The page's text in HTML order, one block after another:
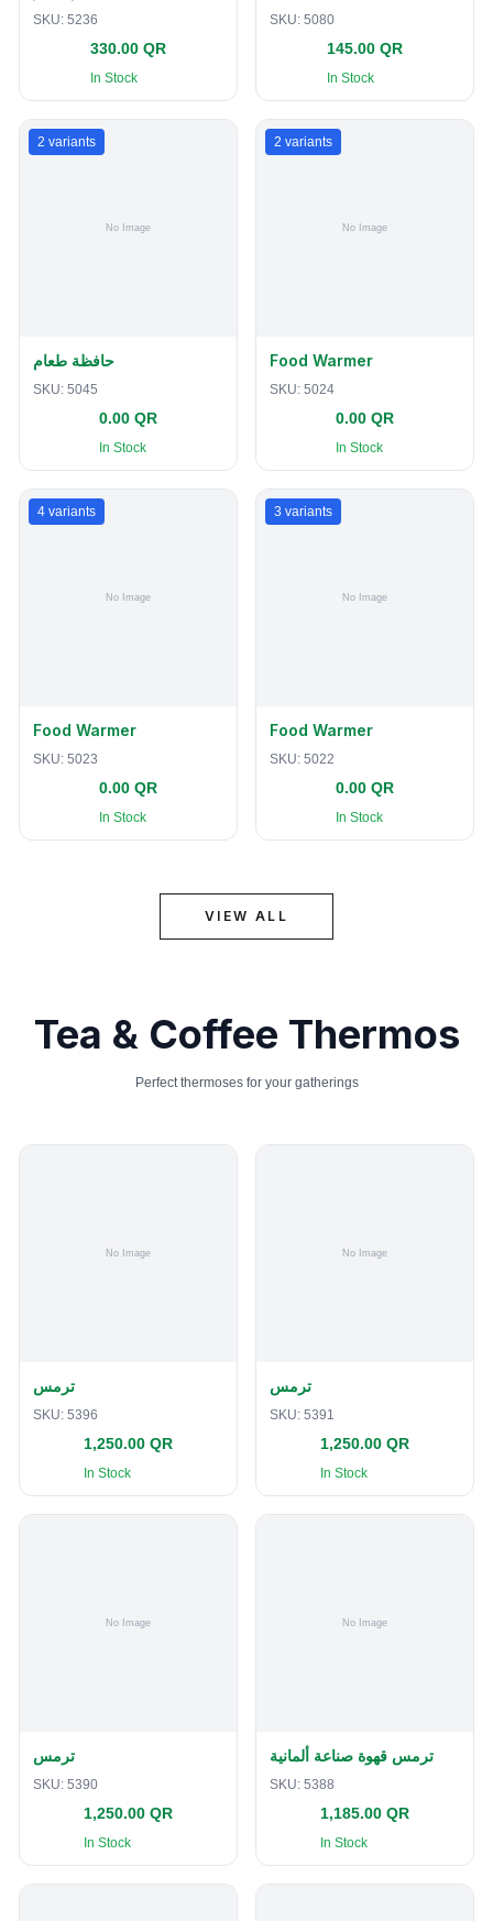
SKU: 5236
330.00 QR
In Stock
SKU: 5080
145.00 QR
In Stock
2 variants
حافظة طعام
SKU: 5045
0.00 QR
In Stock
2 variants
Food Warmer
SKU: 5024
0.00 QR
In Stock
4 variants
Food Warmer
SKU: 5023
0.00 QR
In Stock
3 variants
Food Warmer
SKU: 5022
0.00 QR
In Stock
VIEW ALL
Tea & Coffee Thermos
Perfect thermoses for your gatherings
ترمس
SKU: 5396
1,250.00 QR
In Stock
ترمس
SKU: 5391
1,250.00 QR
In Stock
ترمس
SKU: 5390
1,250.00 QR
In Stock
ترمس قهوة صناعة ألمانية
SKU: 5388
1,185.00 QR
In Stock